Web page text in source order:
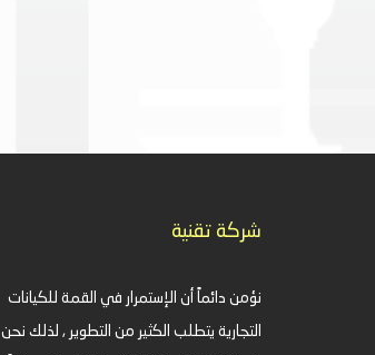
شركة تقنية
نؤمن دائماً أن الإستمرار في القمة للكيانات
التجارية يتطلب الكثير من التطوير , لذلك نحن